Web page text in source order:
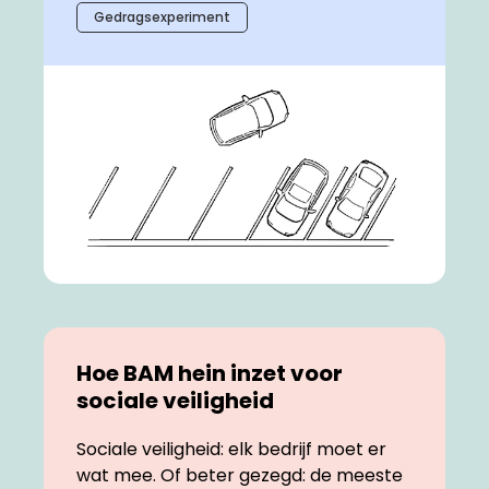
Gedragsexperiment
Hoe BAM hein inzet voor
sociale veiligheid
Sociale veiligheid: elk bedrijf moet er
wat mee. Of beter gezegd: de meeste